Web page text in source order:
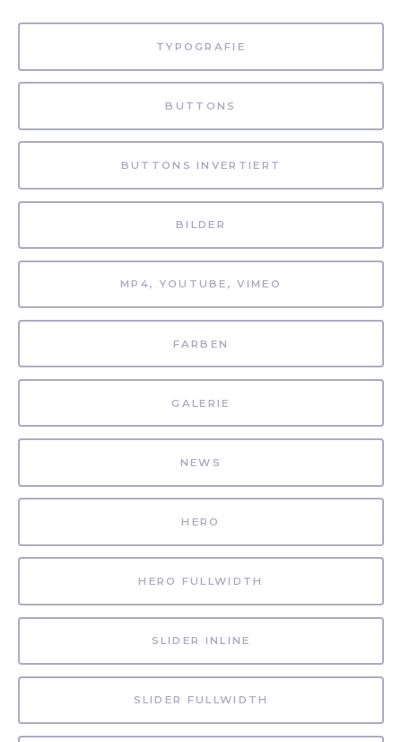
TYPOGRAFIE
BUTTONS
BUTTONS INVERTIERT
BILDER
MP4, YOUTUBE, VIMEO
FARBEN
GALERIE
NEWS
HERO
HERO FULLWIDTH
SLIDER INLINE
SLIDER FULLWIDTH